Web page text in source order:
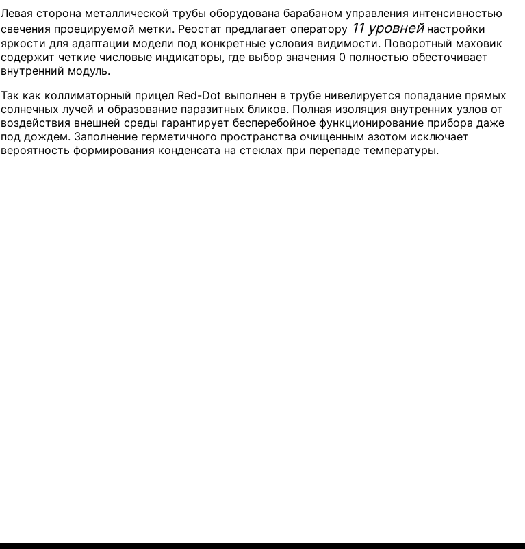
Левая сторона металлической трубы оборудована барабаном управления интенсивностью
свечения проецируемой метки. Реостат предлагает оператору 11 уровнейнастройки
яркости для адаптации модели под конкретные условия видимости. Поворотный маховик
содержит четкие числовые индикаторы, где выбор значения 0 полностью обесточивает
внутренний модуль.
Так как коллиматорный прицел Red-Dot выполнен в трубе нивелируется попадание прямых
солнечных лучей и образование паразитных бликов. Полная изоляция внутренних узлов от
воздействия внешней среды гарантирует бесперебойное функционирование прибора даже
под дождем. Заполнение герметичного пространства очищенным азотом исключает
вероятность формирования конденсата на стеклах при перепаде температуры.